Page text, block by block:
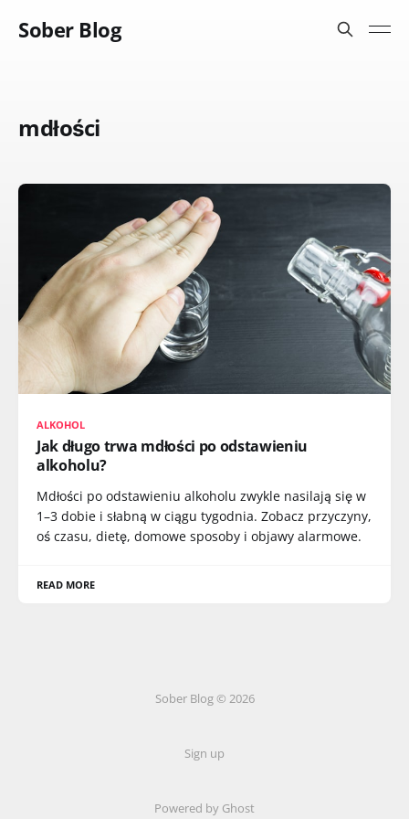
Sober Blog
mdłości
ALKOHOL
Jak długo trwa mdłości po odstawieniu
alkoholu?
Mdłości po odstawieniu alkoholu zwykle nasilają się w
1–3 dobie i słabną w ciągu tygodnia. Zobacz przyczyny,
oś czasu, dietę, domowe sposoby i objawy alarmowe.
READ MORE
Sober Blog © 2026
Sign up
Powered by Ghost